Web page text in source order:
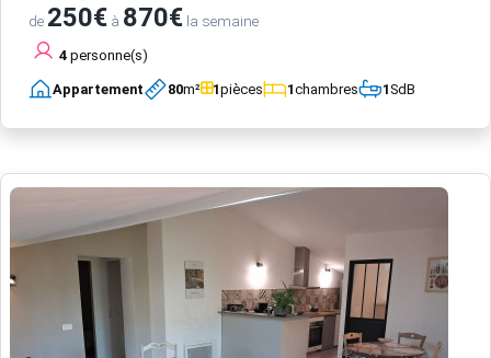
de 250€ à 870€ la semaine
4 personne(s)
Appartement 80m² 1pièces 1chambres 1SdB